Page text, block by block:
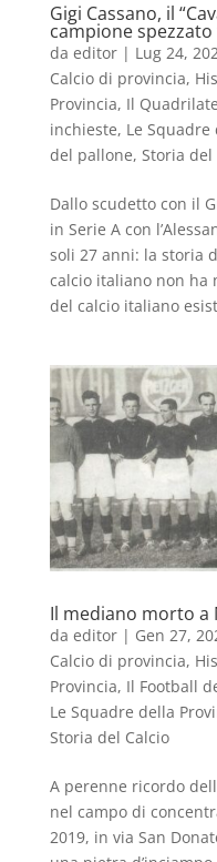
Gigi Cassano, il
campione
da editor| Lug 24,
Calcio di provincia,
Provincia, Il
inchieste, Le Squadre
del pallone, Storia del
Dallo scudetto con il
in Serie A con
soli 27 anni: la storia
calcio italiano non ha
del calcio italiano
Il mediano morto a
da editor| Gen 27,
Calcio di provincia,
Provincia, Il Football
Le Squadre della
Storia del Calcio
A perenne ricordo
nel campo di
2019, in via San